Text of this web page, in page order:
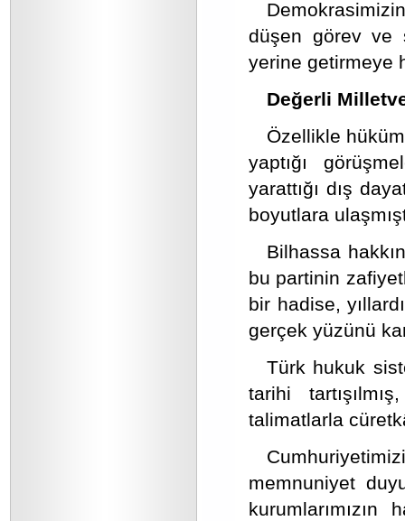
düşen görev ve
yerine getirmeye
Değerli
Özellikle
yaptığı
yarattığı dış
boyutlara
Bilhassa
bu partinin
bir hadise,
gerçek yüzünü
Türk hukuk
tarihi
talimatlarla
memnuniyet
kurumlarımızın